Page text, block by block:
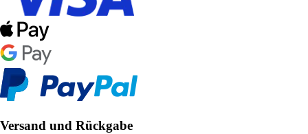
Versand und Rückgabe